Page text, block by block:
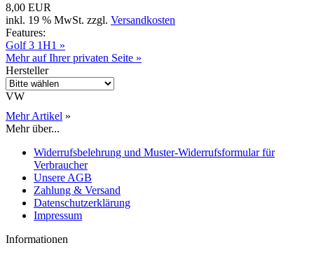
8,00 EUR
inkl. 19 % MwSt. zzgl. Versandkosten
Features:
Golf 3 1H1 »
Mehr auf Ihrer privaten Seite »
Hersteller
VW
Mehr Artikel »
Mehr über...
Widerrufsbelehrung und Muster-Widerrufsformular für
Verbraucher
Unsere AGB
Zahlung & Versand
Datenschutzerklärung
Impressum
Informationen